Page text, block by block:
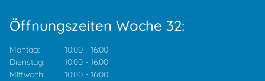
Öffnungszeiten Woche 32:
Montag: 10:00 - 16:00
Dienstag:
10:00 - 16:00
Mittwoch:
10:00 - 16:00